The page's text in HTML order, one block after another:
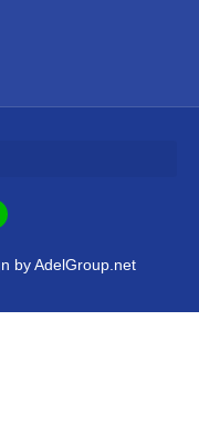
by AdelGroup.net